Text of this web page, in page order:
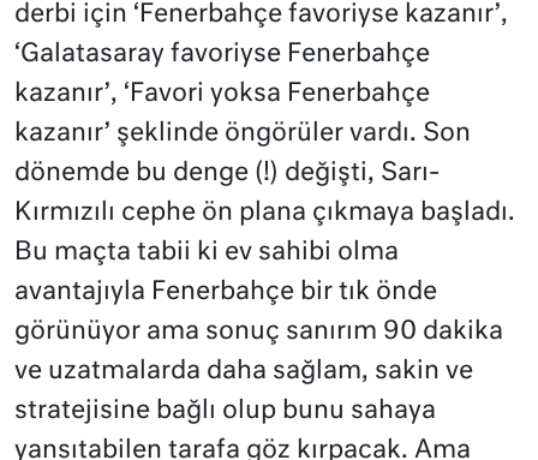
derbi için ‘Fenerbahçe favoriyse kazanır’,
‘Galatasaray favoriyse Fenerbahçe
kazanır’, ‘Favori yoksa Fenerbahçe
kazanır’ şeklinde öngörüler vardı. Son
dönemde bu denge (!) değişti, Sarı-
Kırmızılı cephe ön plana çıkmaya başladı.
Bu maçta tabii ki ev sahibi olma
avantajıyla Fenerbahçe bir tık önde
görünüyor ama sonuç sanırım 90 dakika
ve uzatmalarda daha sağlam, sakin ve
stratejisine bağlı olup bunu sahaya
yansıtabilen tarafa göz kırpacak. Ama